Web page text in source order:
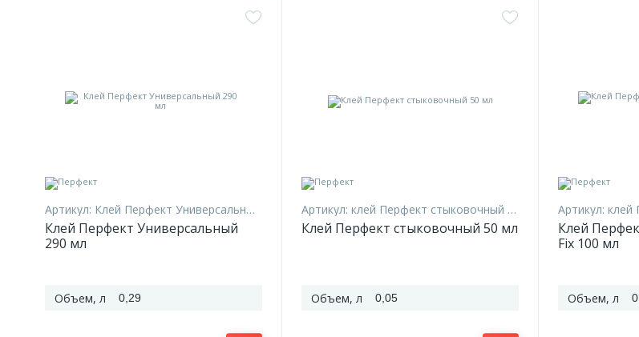
Артикул: Клей Перфект Универсальный 290 мл
Клей Перфект Универсальный
290 мл
Объем, л 0,29
Артикул: клей Перфект стыковочный 50 мл
Клей Перфект стыковочный 50 мл
Объем, л 0,05
Артикул: клей
Клей
Fix 100 мл
Объем, л